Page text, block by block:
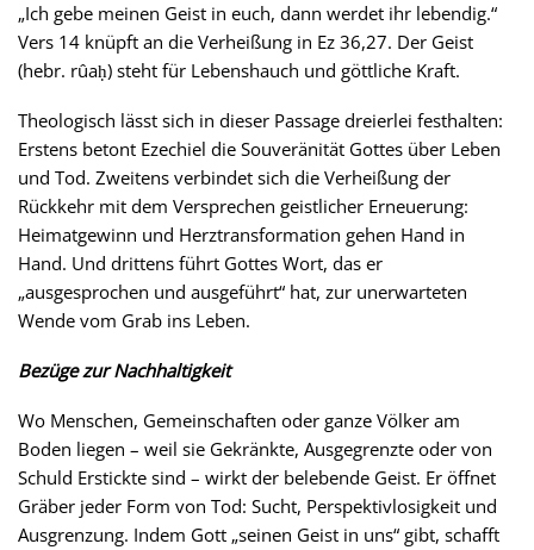
„Ich gebe meinen Geist in euch, dann werdet ihr lebendig.“
Vers 14 knüpft an die Verheißung in Ez 36,27. Der Geist
(hebr. rûaḥ) steht für Lebenshauch und göttliche Kraft.
Theologisch lässt sich in dieser Passage dreierlei festhalten:
Erstens betont Ezechiel die Souveränität Gottes über Leben
und Tod. Zweitens verbindet sich die Verheißung der
Rückkehr mit dem Versprechen geistlicher Erneuerung:
Heimatgewinn und Herztransformation gehen Hand in
Hand. Und drittens führt Gottes Wort, das er
„ausgesprochen und ausgeführt“ hat, zur unerwarteten
Wende vom Grab ins Leben.
Bezüge zur Nachhaltigkeit
Wo Menschen, Gemeinschaften oder ganze Völker am
Boden liegen – weil sie Gekränkte, Ausgegrenzte oder von
Schuld Erstickte sind – wirkt der belebende Geist. Er öffnet
Gräber jeder Form von Tod: Sucht, Perspektivlosigkeit und
Ausgrenzung. Indem Gott „seinen Geist in uns“ gibt, schafft